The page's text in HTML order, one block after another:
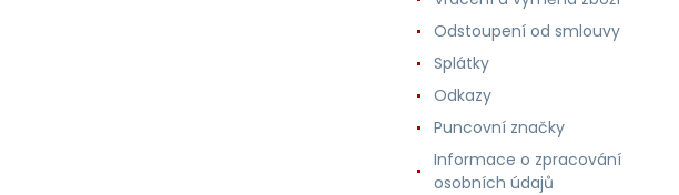
Odstoupení od smlouvy
Splátky
Odkazy
Puncovní značky
Informace o zpracování
osobních údajů